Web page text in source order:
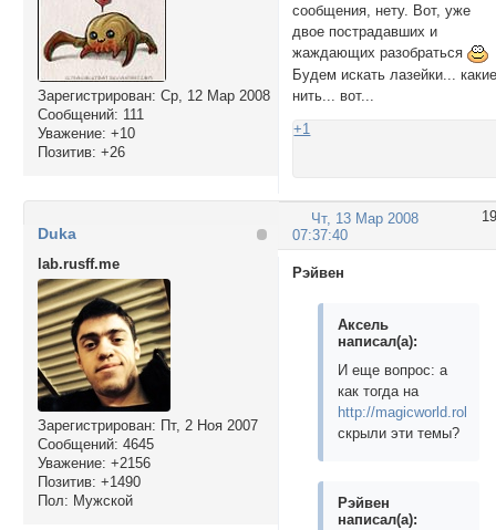
Зарегистрирован: Ср, 12 Мар 2008
Сообщений: 111
Уважение: +10
Позитив: +26
сообщения, нету. Вот, уже
двое пострадавших и
жаждающих разобраться
Будем искать лазейки...
нить... вот...
+1
19
Чт, 13 Мар 2008
07:37:40
Duka
lab.rusff.me
Зарегистрирован: Пт, 2 Ноя 2007
Сообщений: 4645
Уважение: +2156
Позитив: +1490
Пол: Мужской
Рэйвен
Аксель
написал(а):
И еще вопрос: а
как тогда на
http://
скрыли эти темы?
Рэйвен
написал(а):